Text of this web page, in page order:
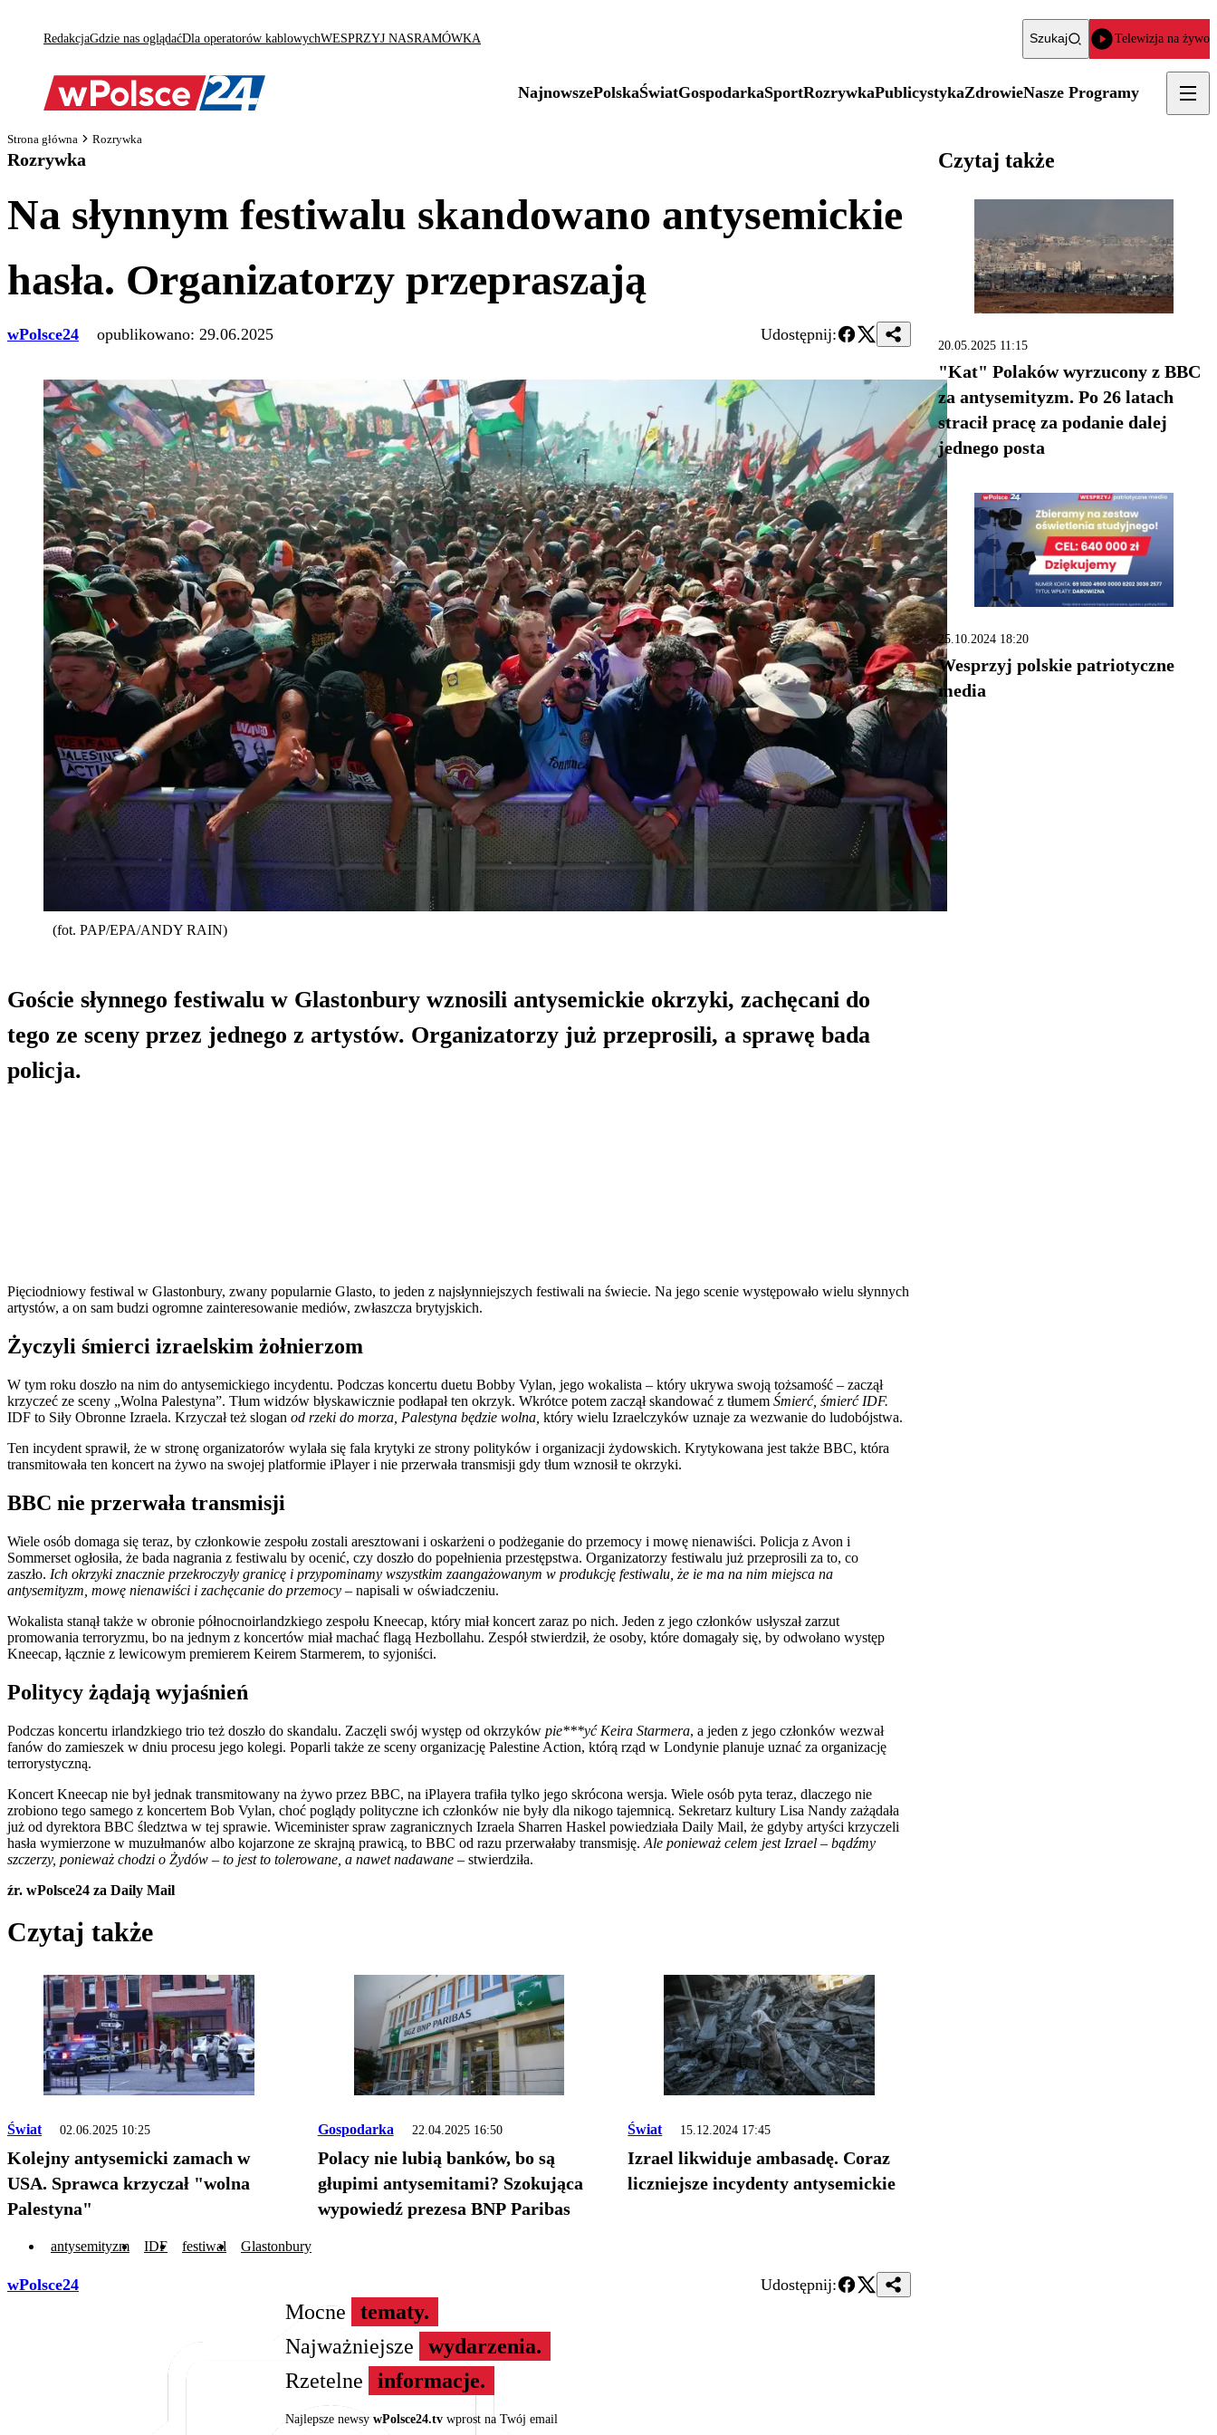
RedakcjaGdzie nas oglądaćDla operatorów kablowychWESPRZYJ NASRAMÓWKA Szukaj Telewizja na żywo
NajnowszePolskaŚwiatGospodarkaSportRozrywkaPublicystykaZdrowieNasze Programy
Strona główna Rozrywka
Rozrywka
Na słynnym festiwalu skandowano antysemickie
hasła. Organizatorzy przepraszają
wPolsce24 opublikowano: 29.06.2025 Udostępnij:
(fot. PAP/EPA/ANDY RAIN)
Goście słynnego festiwalu w Glastonbury wznosili antysemickie okrzyki, zachęcani do
tego ze sceny przez jednego z artystów. Organizatorzy już przeprosili, a sprawę bada
policja.
Pięciodniowy festiwal w Glastonbury, zwany popularnie Glasto, to jeden z najsłynniejszych festiwali na świecie. Na jego scenie występowało wielu słynnych
artystów, a on sam budzi ogromne zainteresowanie mediów, zwłaszcza brytyjskich.
Życzyli śmierci izraelskim żołnierzom
W tym roku doszło na nim do antysemickiego incydentu. Podczas koncertu duetu Bobby Vylan, jego wokalista – który ukrywa swoją tożsamość – zaczął
krzyczeć ze sceny „Wolna Palestyna”. Tłum widzów błyskawicznie podłapał ten okrzyk. Wkrótce potem zaczął skandować z tłumem Śmierć, śmierć IDF.
IDF to Siły Obronne Izraela. Krzyczał też slogan od rzeki do morza, Palestyna będzie wolna, który wielu Izraelczyków uznaje za wezwanie do ludobójstwa.
Ten incydent sprawił, że w stronę organizatorów wylała się fala krytyki ze strony polityków i organizacji żydowskich. Krytykowana jest także BBC, która
transmitowała ten koncert na żywo na swojej platformie iPlayer i nie przerwała transmisji gdy tłum wznosił te okrzyki.
BBC nie przerwała transmisji
Wiele osób domaga się teraz, by członkowie zespołu zostali aresztowani i oskarżeni o podżeganie do przemocy i mowę nienawiści. Policja z Avon i
Sommerset ogłosiła, że bada nagrania z festiwalu by ocenić, czy doszło do popełnienia przestępstwa. Organizatorzy festiwalu już przeprosili za to, co
zaszło. Ich okrzyki znacznie przekroczyły granicę i przypominamy wszystkim zaangażowanym w produkcję festiwalu, że ie ma na nim miejsca na
antysemityzm, mowę nienawiści i zachęcanie do przemocy – napisali w oświadczeniu.
Wokalista stanął także w obronie północnoirlandzkiego zespołu Kneecap, który miał koncert zaraz po nich. Jeden z jego członków usłyszał zarzut
promowania terroryzmu, bo na jednym z koncertów miał machać flagą Hezbollahu. Zespół stwierdził, że osoby, które domagały się, by odwołano występ
Kneecap, łącznie z lewicowym premierem Keirem Starmerem, to syjoniści.
Politycy żądają wyjaśnień
Podczas koncertu irlandzkiego trio też doszło do skandalu. Zaczęli swój występ od okrzyków pie***yć Keira Starmera, a jeden z jego członków wezwał
fanów do zamieszek w dniu procesu jego kolegi. Poparli także ze sceny organizację Palestine Action, którą rząd w Londynie planuje uznać za organizację
terrorystyczną.
Koncert Kneecap nie był jednak transmitowany na żywo przez BBC, na iPlayera trafiła tylko jego skrócona wersja. Wiele osób pyta teraz, dlaczego nie
zrobiono tego samego z koncertem Bob Vylan, choć poglądy polityczne ich członków nie były dla nikogo tajemnicą. Sekretarz kultury Lisa Nandy zażądała
już od dyrektora BBC śledztwa w tej sprawie. Wiceminister spraw zagranicznych Izraela Sharren Haskel powiedziała Daily Mail, że gdyby artyści krzyczeli
hasła wymierzone w muzułmanów albo kojarzone ze skrajną prawicą, to BBC od razu przerwałaby transmisję. Ale ponieważ celem jest Izrael – bądźmy
szczerzy, ponieważ chodzi o Żydów – to jest to tolerowane, a nawet nadawane – stwierdziła.
źr. wPolsce24 za Daily Mail
Czytaj także
Świat 02.06.2025 10:25
Kolejny antysemicki zamach w
USA. Sprawca krzyczał "wolna
Palestyna"
Gospodarka 22.04.2025 16:50
Polacy nie lubią banków, bo są
głupimi antysemitami? Szokująca
wypowiedź prezesa BNP Paribas
Świat 15.12.2024 17:45
Izrael likwiduje ambasadę. Coraz
liczniejsze incydenty antysemickie
antysemityzm IDF festiwal Glastonbury
wPolsce24 Udostępnij:
Mocne
tematy.
Najważniejsze
wydarzenia.
Rzetelne
informacje.
Najlepsze newsy wPolsce24.tvwprost na Twój email
Czytaj także
20.05.2025 11:15
"Kat" Polaków wyrzucony z BBC
za antysemityzm. Po 26 latach
stracił pracę za podanie dalej
jednego posta
25.10.2024 18:20
Wesprzyj polskie patriotyczne
media